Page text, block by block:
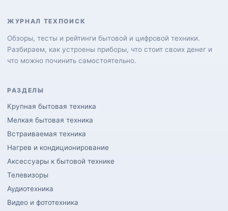
ЖУРНАЛ ТЕХПОИСК
Обзоры, тесты и рейтинги бытовой и цифровой техники.
Разбираем, как устроены приборы, что стоит своих денег и
что можно починить самостоятельно.
РАЗДЕЛЫ
Крупная бытовая техника
Мелкая бытовая техника
Встраиваемая техника
Нагрев и кондиционирование
Аксессуары к бытовой технике
Телевизоры
Аудиотехника
Видео и фототехника